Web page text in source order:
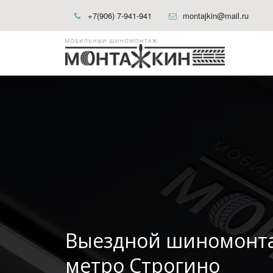
+7(906) 7-941-941 montajkin@mail.ru
Выездной
метро Строгино